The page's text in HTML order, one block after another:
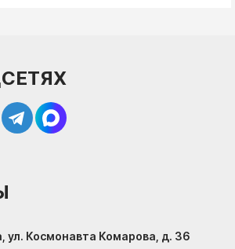
ул. Космонавта Комарова, д. 36